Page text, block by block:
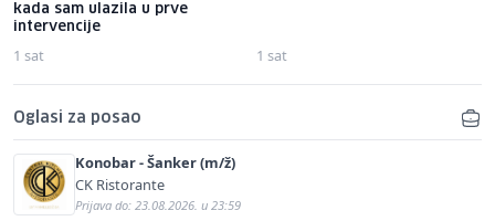
kada sam ulazila u prve
intervencije
1 sat 1 sat
Oglasi za posao
Konobar - Šanker (m/ž)
CK Ristorante
Prijava do: 23.08.2026. u 23:59